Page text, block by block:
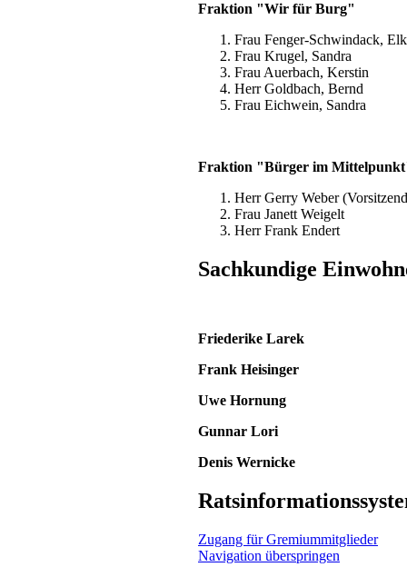
Fraktion "Wir für Burg"
Frau Fenger-Schwindack,
Frau Krugel, Sandra
Frau Auerbach, Kerstin
Herr Goldbach, Bernd
Frau Eichwein, Sandra
Fraktion "Bürger im
Herr Gerry Weber
Frau Janett Weigelt
Herr Frank Endert
Sachkundige
Friederike Larek
Frank Heisinger
Uwe Hornung
Gunnar Lori
Denis Wernicke
Zugang für Gremiummitglieder
Navigation überspringen